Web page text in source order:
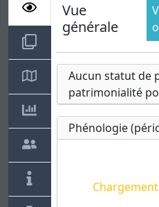
Vue
générale
Aucun statut de
patrimonialité
Phénologie
Chargement